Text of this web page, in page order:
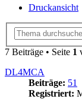
Druckansicht
7 Beiträge • Seite 1
DL4MCA
Beiträge: 51
Registriert: